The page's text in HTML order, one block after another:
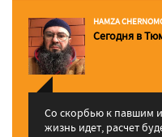
HAMZA
Сегодня в
Со скорбью к павшим
жизнь идет, расчет